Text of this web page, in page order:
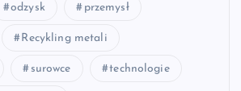
odzysk przemysł
Recykling metali
surowce technologie